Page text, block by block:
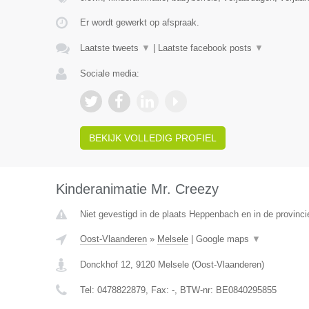
Er wordt gewerkt op afspraak.
Laatste tweets ▼ Laatste facebook posts ▼
Sociale media:
BEKIJK VOLLEDIG PROFIEL
Kinderanimatie Mr. Creezy
Niet gevestigd in de plaats Heppenbach en in de
Oost-Vlaanderen» Melsele| Google maps ▼
Donckhof 12, 9120 Melsele(Oost-Vlaanderen)
Tel: 0478822879, Fax: -, BTW-nr: BE0840295855